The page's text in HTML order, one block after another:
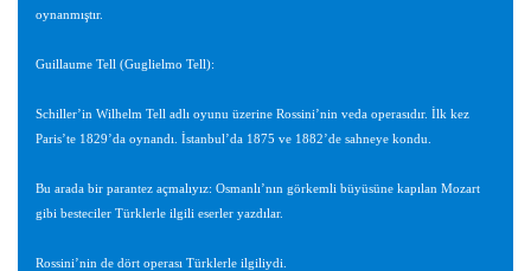
oynanmıştır.
Guillaume Tell (Guglielmo Tell):
Schiller’in Wilhelm Tell adlı oyunu üzerine Rossini’nin veda operasıdır. İlk kez
Paris’te 1829’da oynandı. İstanbul’da 1875 ve 1882’de sahneye kondu.
Bu arada bir parantez açmalıyız: Osmanlı’nın görkemli büyüsüne kapılan Mozart
gibi besteciler Türklerle ilgili eserler yazdılar.
Rossini’nin de dört operası Türklerle ilgiliydi.